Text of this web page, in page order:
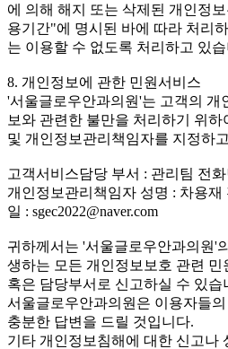
에 의해 해지 또는 삭제된 개인정
용기간"에 명시된 바에 따라 처리
는 이용할 수 없도록 처리하고 있
8. 개인정보에 관한 민원서비스
'서울글로우안과의원'는 고객의 개
보와 관련한 불만을 처리하기 위
및 개인정보관리책임자를 지정하
고객서비스담당 부서 : 관리팀 전화
개인정보관리책임자 성명 : 차용재
일 : sgec2022@naver.com
귀하께서는 '서울글로우안과의원'
생하는 모든 개인정보보호 관련
혹은 담당부서로 신고하실 수 있습
서울글로우안과의원은 이용자들
충분한 답변을 드릴 것입니다.
기타 개인정보침해에 대한 신고나